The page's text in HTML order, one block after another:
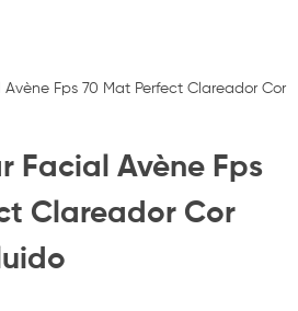
Avène Fps 70 Mat Perfect Clareador Cor
Facial Avène Fps
Clareador Cor